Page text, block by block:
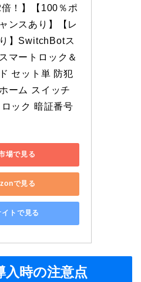
！】【100％ポ
ンスあり】【レ
】SwitchBotス
マートロック＆
セット単 防犯
ーム スイッチ
ック 暗証番号
場で見る
で見る
トで見る
入時の注意点